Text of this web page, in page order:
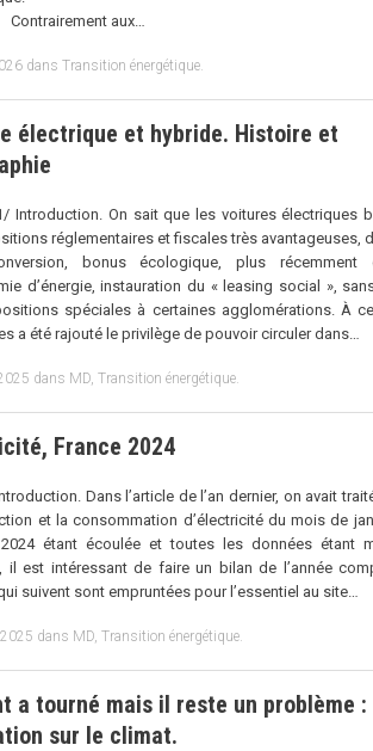
aux…
dans Transition énergétique
électrique et hybride. Histoire et
Introduction. On sait que les voitures électriques
réglementaires et fiscales très avantageuses,
bonus écologique, plus récemment
d’énergie, instauration du « leasing social »,
spéciales à certaines agglomérations. À
a été rajouté le privilège de pouvoir circuler dans…
dans MD Transition énergétique
France 2024
Dans l’article de l’an dernier, on avait
et la consommation d’électricité du mois de
2024 étant écoulée et toutes les données étant
il est intéressant de faire un bilan de l’année
suivent sont empruntées pour l’essentiel au site…
dans MD Transition énergétique
a tourné mais il reste un problème :
sur le climat.